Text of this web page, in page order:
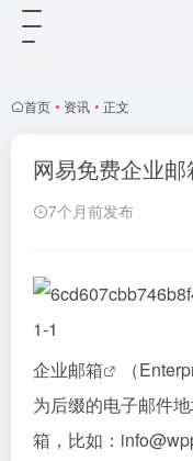
首页 • 资讯 • 正文
网易免费企业
7个月前发布
企业邮箱
（
为后缀的电子邮件
箱，比如：